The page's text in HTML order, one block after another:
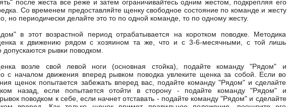
после жеста все реже и затем ограничивайтесь одним жестом, подкрепляя его
Со временем предоставляйте щенку свободное состояние по команде и жесту
но периодически делайте это то по одной команде, то по одному жесту.
в этот возрастной период отрабатывается на коротком поводке. Методика
к движению рядом с хозяином та же, что и с 3-6-месячными, с той лишь
допускаются рывки поводком.
возле свой левой ноги (основная стойка), подайте команду "Рядом" и
с началом движения вперед рывком поводка увлеките щенка за собой. Если во
щенок попытается забежать вперед вас, подайте команду "Рядом" и сделайте
назад, если попытается отойти в сторону - подайте команду "Рядом" и
поводком к себе, если начнет отставать - подайте команду "Рядом" и сделайте